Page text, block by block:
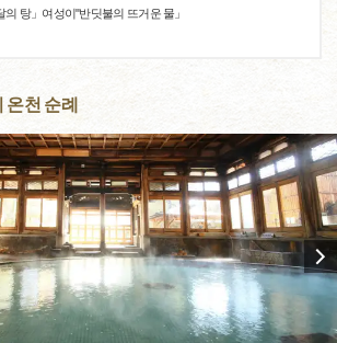
의 탕」여성이"반딧불의 뜨거운 물」
천 순례